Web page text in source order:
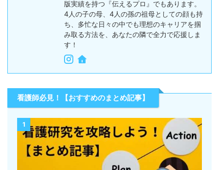
試験対策、終末期・緩和ケアの教育支援に情
熱を注いでいます。54歳で一念発起し、働き
ながら看護学の学士を取得。25冊のKindle出
版実績を持つ『伝えるプロ』でもあります。
4人の子の母、4人の孫の祖母としての顔も持
ち、多忙な日々の中でも理想のキャリアを掴
看護師必見！【おすすめのまとめ記事】